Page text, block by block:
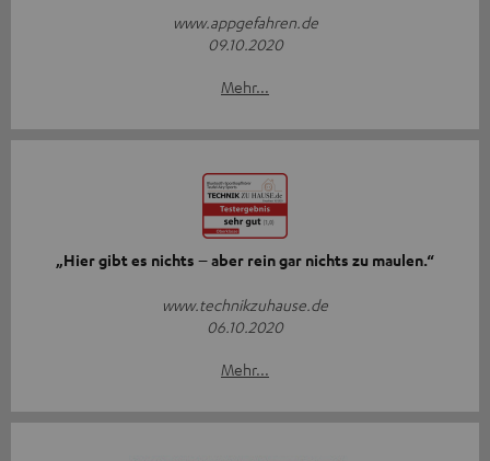
www.appgefahren.de
09.10.2020
Mehr...
„Hier gibt es nichts – aber rein gar nichts zu maulen.“
www.technikzuhause.de
06.10.2020
Mehr...